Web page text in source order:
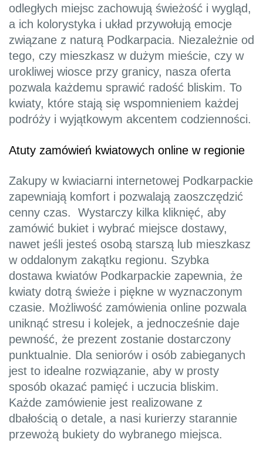
odległych miejsc zachowują świeżość i wygląd,
a ich kolorystyka i układ przywołują emocje
związane z naturą Podkarpacia. Niezależnie od
tego, czy mieszkasz w dużym mieście, czy w
urokliwej wiosce przy granicy, nasza oferta
pozwala każdemu sprawić radość bliskim. To
kwiaty, które stają się wspomnieniem każdej
podróży i wyjątkowym akcentem codzienności.
Atuty zamówień kwiatowych online w regionie
Zakupy w kwiaciarni internetowej Podkarpackie
zapewniają komfort i pozwalają zaoszczędzić
cenny czas. Wystarczy kilka kliknięć, aby
zamówić bukiet i wybrać miejsce dostawy,
nawet jeśli jesteś osobą starszą lub mieszkasz
w oddalonym zakątku regionu. Szybka
dostawa kwiatów Podkarpackie zapewnia, że
kwiaty dotrą świeże i piękne w wyznaczonym
czasie. Możliwość zamówienia online pozwala
uniknąć stresu i kolejek, a jednocześnie daje
pewność, że prezent zostanie dostarczony
punktualnie. Dla seniorów i osób zabieganych
jest to idealne rozwiązanie, aby w prosty
sposób okazać pamięć i uczucia bliskim.
Każde zamówienie jest realizowane z
dbałością o detale, a nasi kurierzy starannie
przewożą bukiety do wybranego miejsca.